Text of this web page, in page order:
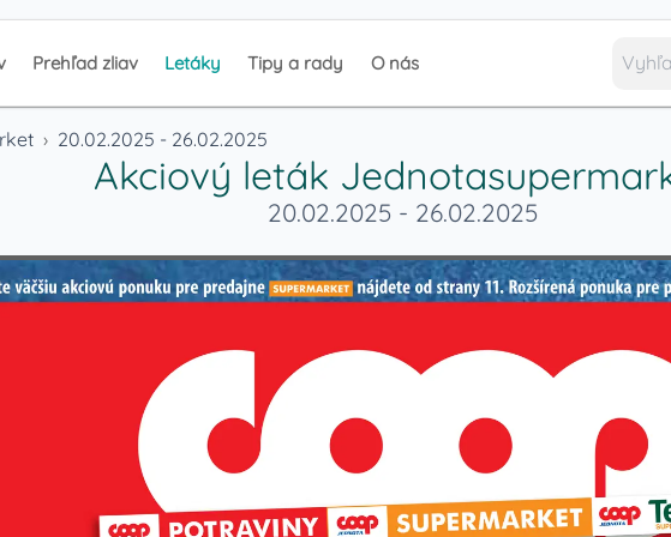
Prehľad zliav Letáky Tipy a rady O nás
› 20.02.2025 - 26.02.2025
Akciový leták
20.02.2025 - 26.02.2025